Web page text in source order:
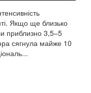
Якщо ще близько
приблизно 3,5–5
сягнула майже 10